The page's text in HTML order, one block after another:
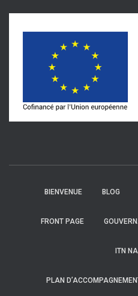
BIENVENUE BLOG
FRONT PAGE
ITN
PLAN